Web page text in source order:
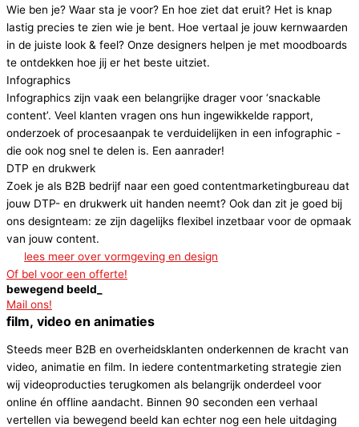
Wie ben je? Waar sta je voor? En hoe ziet dat eruit? Het is knap
lastig precies te zien wie je bent. Hoe vertaal je jouw kernwaarden
in de juiste look & feel? Onze designers helpen je met moodboards
te ontdekken hoe jij er het beste uitziet.
Infographics
Infographics zijn vaak een belangrijke drager voor ‘snackable
content’. Veel klanten vragen ons hun ingewikkelde rapport,
onderzoek of procesaanpak te verduidelijken in een infographic -
die ook nog snel te delen is. Een aanrader!
DTP en drukwerk
Zoek je als B2B bedrijf naar een goed contentmarketingbureau dat
jouw DTP- en drukwerk uit handen neemt? Ook dan zit je goed bij
ons designteam: ze zijn dagelijks flexibel inzetbaar voor de opmaak
van jouw content.
lees meer over vormgeving en design
Of bel voor een offerte!
bewegend beeld_
Mail ons!
film, video en animaties​
Steeds meer B2B en overheidsklanten onderkennen de kracht van
video, animatie en film. In iedere contentmarketing strategie zien
wij videoproducties terugkomen als belangrijk onderdeel voor
online én offline aandacht. Binnen 90 seconden een verhaal
vertellen via bewegend beeld kan echter nog een hele uitdaging